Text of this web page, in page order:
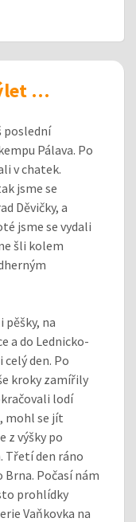
…
poslední
Pálava. Po
v chatek.
jsme se
Děvičky, a
jsme se vydali
šli kolem
pěšky, na
a do Lednicko-
den. Po
kroky zamířily
lodí
mohl se jít
z výšky po
Třetí den ráno
Počasí nám
prohlídky
Vaňkovka na